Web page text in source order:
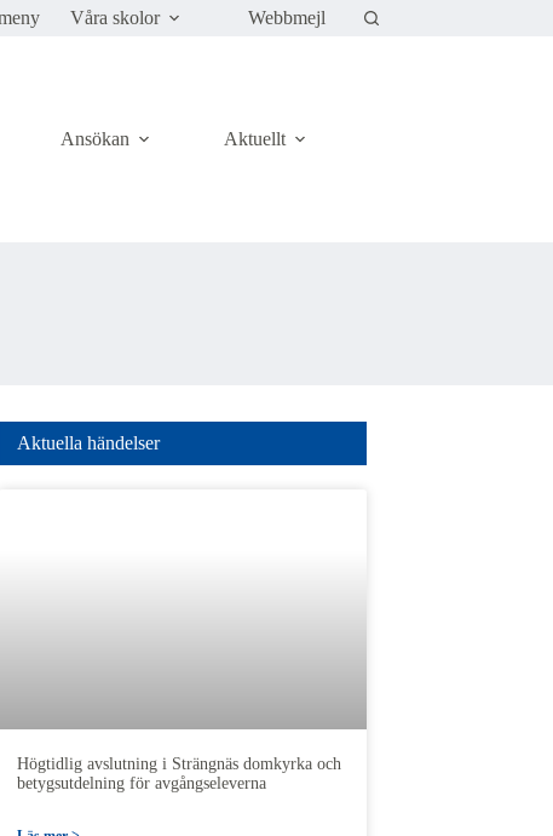
Våra skolor Webbmejl
Ansökan Aktuellt
Aktuella händelser
Högtidlig avslutning i Strängnäs domkyrka och
betygsutdelning för avgångseleverna